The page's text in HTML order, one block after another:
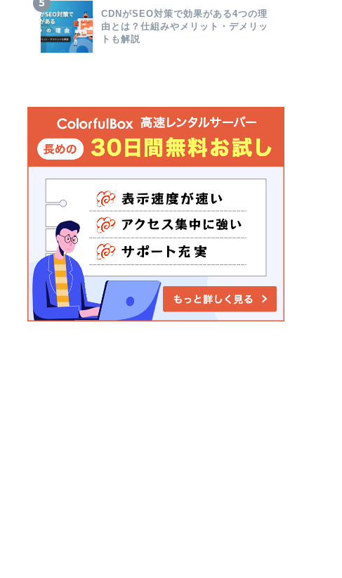
CDNがSEO対策で効果がある4つの理
由とは？仕組みやメリット・デメリッ
トも解説